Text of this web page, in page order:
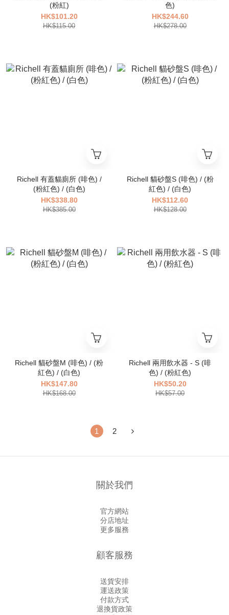
(粉紅)
HK$101.20
HK$115.00
色)
HK$244.60
HK$278.00
Richell 有蓋貓廁所 (啡色) /
(粉紅色) / (白色)
HK$338.80
HK$385.00
Richell 貓砂盤S (啡色) / (粉
紅色) / (白色)
HK$112.60
HK$128.00
Richell 貓砂盤M (啡色) / (粉
紅色) / (白色)
HK$147.80
HK$168.00
Richell 兩用飲水器 - S (啡
色) / (粉紅色)
HK$50.20
HK$57.00
1 2
關於我們
官方網站
分店地址
更多服務
顧客服務
送貨安排
運送政策
付款方式
退換貨政策